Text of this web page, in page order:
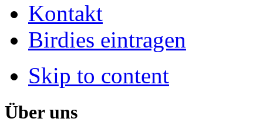
Kontakt
Birdies eintragen
Skip to content
Über uns